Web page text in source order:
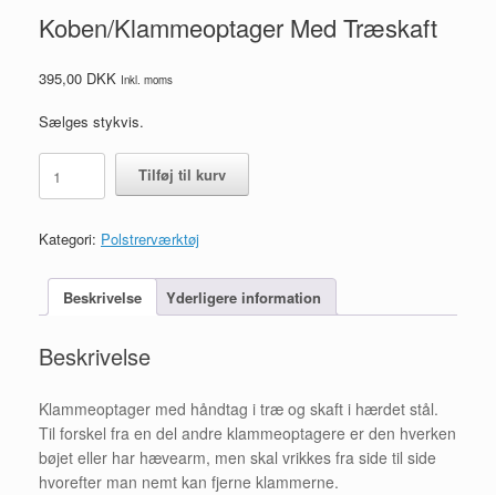
Koben/Klammeoptager Med Træskaft
395,00 DKK Inkl. moms
Sælges stykvis.
Med
Træskaft
Tilføj til kurv
Kategori: Polstrerværktøj
Beskrivelse Yderligere information
Beskrivelse
Klammeoptager med håndtag i træ og skaft i hærdet stål.
Til forskel fra en del andre klammeoptagere er den hverken
bøjet eller har hævearm, men skal vrikkes fra side til side
hvorefter man nemt kan fjerne klammerne.